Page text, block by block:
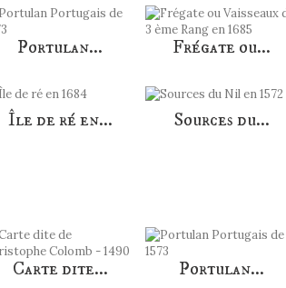
Portulan... Frégate ou...
Île de ré en... Sources du...
Carte dite... Portulan...